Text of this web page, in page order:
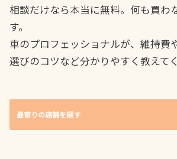
相談だけなら本当に無料。何も買わ
す。
車のプロフェッショナルが、維持費
選びのコツなど分かりやすく教えてく
最寄りの店舗を探す